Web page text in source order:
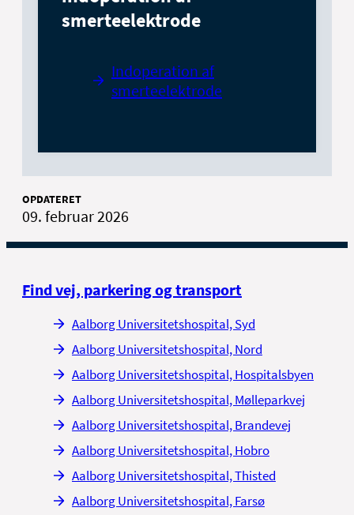
smerteelektrode
Indoperation af
smerteelektrode
OPDATERET
09. februar 2026
Find vej, parkering og transport
Aalborg Universitetshospital, Syd
Aalborg Universitetshospital, Nord
Aalborg Universitetshospital, Hospitalsbyen
Aalborg Universitetshospital, Mølleparkvej
Aalborg Universitetshospital, Brandevej
Aalborg Universitetshospital, Hobro
Aalborg Universitetshospital, Thisted
Aalborg Universitetshospital, Farsø